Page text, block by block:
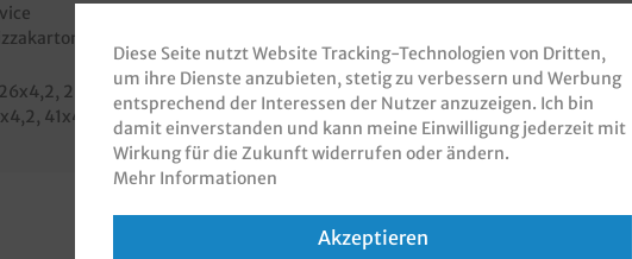
in Ihrem Design
, 28x28x4,2, 29x29x4,2,
, 41x41x4,2
Diese Seite nutzt Website Tracking-Technologien von Dritten,
um ihre Dienste anzubieten, stetig zu verbessern und Werbung
entsprechend der Interessen der Nutzer anzuzeigen. Ich bin
damit einverstanden und kann meine Einwilligung jederzeit mit
Wirkung für die Zukunft widerrufen oder ändern.
Mehr Informationen
Akzeptieren